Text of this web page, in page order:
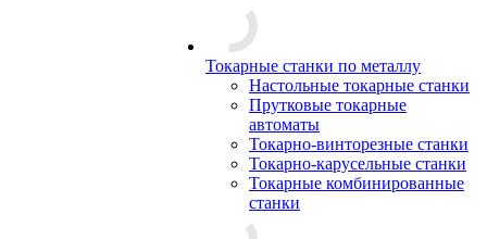
Токарные станки по металлу
Настольные токарные станки
Прутковые токарные
автоматы
Токарно-винторезные станки
Токарно-карусельные станки
Токарные комбинированные
станки